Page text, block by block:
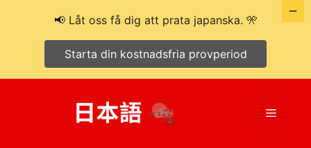
Meny
📢 Låt oss få dig att prata japanska. 🎌
Starta din kostnadsfria provperiod